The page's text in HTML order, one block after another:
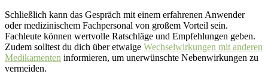
Schließlich kann das Gespräch mit einem erfahrenen Anwender
oder medizinischem Fachpersonal von großem Vorteil sein.
Fachleute können wertvolle Ratschläge und Empfehlungen geben.
Zudem solltest du dich über etwaige Wechselwirkungen mit anderen
Medikamenten informieren, um unerwünschte Nebenwirkungen zu
vermeiden.